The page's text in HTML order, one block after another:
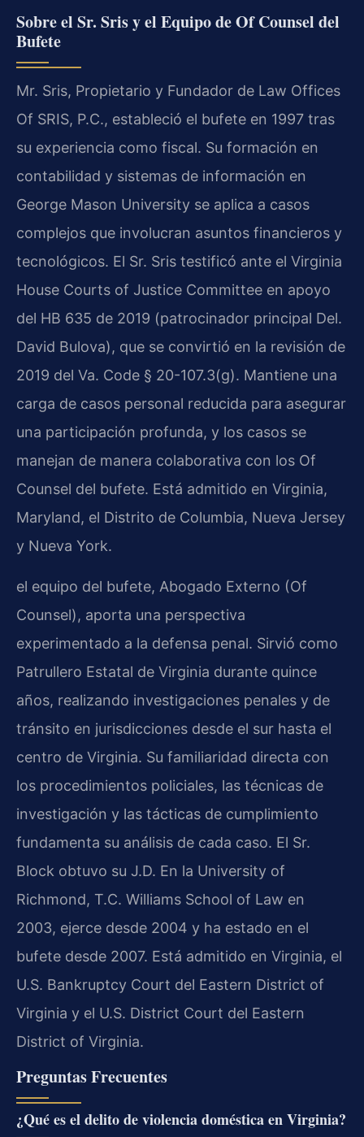
Sobre el Sr. Sris y el Equipo de Of Counsel del
Bufete
Mr. Sris, Propietario y Fundador de Law Offices
Of SRIS, P.C., estableció el bufete en 1997 tras
su experiencia como fiscal. Su formación en
contabilidad y sistemas de información en
George Mason University se aplica a casos
complejos que involucran asuntos financieros y
tecnológicos. El Sr. Sris testificó ante el Virginia
House Courts of Justice Committee en apoyo
del HB 635 de 2019 (patrocinador principal Del.
David Bulova), que se convirtió en la revisión de
2019 del Va. Code § 20-107.3(g). Mantiene una
carga de casos personal reducida para asegurar
una participación profunda, y los casos se
manejan de manera colaborativa con los Of
Counsel del bufete. Está admitido en Virginia,
Maryland, el Distrito de Columbia, Nueva Jersey
y Nueva York.
el equipo del bufete, Abogado Externo (Of
Counsel), aporta una perspectiva
experimentado a la defensa penal. Sirvió como
Patrullero Estatal de Virginia durante quince
años, realizando investigaciones penales y de
tránsito en jurisdicciones desde el sur hasta el
centro de Virginia. Su familiaridad directa con
los procedimientos policiales, las técnicas de
investigación y las tácticas de cumplimiento
fundamenta su análisis de cada caso. El Sr.
Block obtuvo su J.D. En la University of
Richmond, T.C. Williams School of Law en
2003, ejerce desde 2004 y ha estado en el
bufete desde 2007. Está admitido en Virginia, el
U.S. Bankruptcy Court del Eastern District of
Virginia y el U.S. District Court del Eastern
District of Virginia.
Preguntas Frecuentes
¿Qué es el delito de violencia doméstica en Virginia?